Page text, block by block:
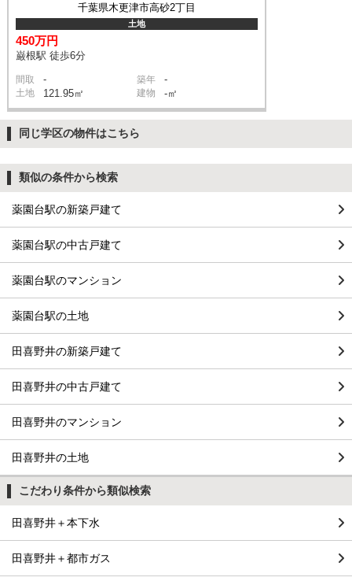
千葉県木更津市高砂2丁目
土地
450万円
巌根駅 徒歩6分
間取 - 築年 -
土地 121.95㎡ 建物 -㎡
同じ学区の物件はこちら
類似の条件から検索
薬園台駅の新築戸建て
薬園台駅の中古戸建て
薬園台駅のマンション
薬園台駅の土地
田喜野井の新築戸建て
田喜野井の中古戸建て
田喜野井のマンション
田喜野井の土地
こだわり条件から類似検索
田喜野井＋本下水
田喜野井＋都市ガス